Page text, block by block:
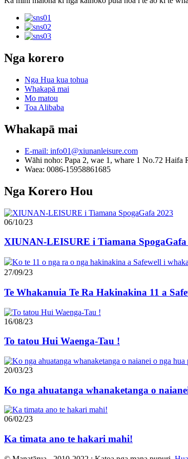
Nga korero
Nga Hua kua tohua
Whakapā mai
Mo matou
Toa Alibaba
Whakapā mai
E-mail: info01@xiunanleisure.com
Wāhi noho: Papa 2, wae 1, whare 1 No.72 Haifa
Waea: 0086-15958861685
Nga Korero Hou
06/10/23
XIUNAN-LEISURE i Tiamana SpogaGafa
27/09/23
Te Whakanuia Te Ra Hakinakina 11 a
16/08/23
To tatou Hui Waenga-Tau !
20/03/23
Ko nga ahuatanga whanaketanga o
06/02/23
Ka timata ano te hakari mahi!